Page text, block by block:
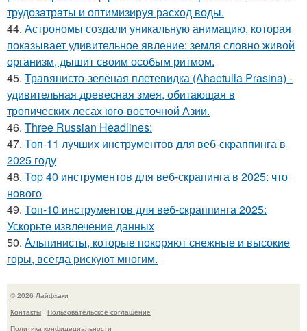
трудозатраты и оптимизируя расход воды.
44. Астрономы создали уникальную анимацию, которая
показывает удивительное явление: земля словно живой
организм, дышит своим особым ритмом.
45. Травянисто-зелёная плетевидка (Ahaetulla Prasina) -
удивительная древесная змея, обитающая в
тропических лесах юго-восточной Азии.
46. Three Russian Headlines:
47. Топ-11 лучших инструментов для веб-скраппинга в
2025 году
48. Top 40 инструментов для веб-скрапинга в 2025: что
нового
49. Топ-10 инструментов для веб-скраппинга 2025:
Ускорьте извлечение данных
50. Альпинисты, которые покоряют снежные и высокие
горы, всегда рискуют многим.
© 2026 Лайфхаки
Контакты
Пользовательское соглашение
Политика конфидециальности